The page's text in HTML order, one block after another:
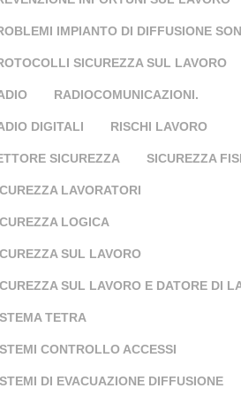
IMPIANTO DI DIFFUSIONE
SICUREZZA SUL LAVORO
RADIOCOMUNICAZIONI.
DIGITALI RISCHI LAVORO
SICUREZZA SICUREZZA
LAVORATORI
LOGICA
SUL LAVORO
SUL LAVORO E DATORE DI
TETRA
CONTROLLO ACCESSI
DI EVACUAZIONE DIFFUSIONE